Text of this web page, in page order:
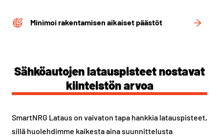
Minimoi rakentamisen aikaiset päästöt
Sähköautojen latauspisteet nostavat
kiinteistön arvoa
SmartNRG Lataus on vaivaton tapa hankkia latauspisteet,
sillä huolehdimme kaikesta aina suunnittelusta